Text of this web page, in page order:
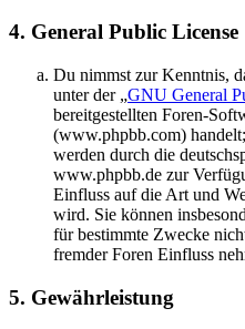
4. General Public License
Du nimmst zur Kenntnis,
unter der „GNU General
bereitgestellten Foren-
(www.phpbb.com)
werden durch die
www.phpbb.de zur
Einfluss auf die Art und
wird. Sie können
für bestimmte Zwecke
fremder Foren Einfluss
5. Gewährleistung